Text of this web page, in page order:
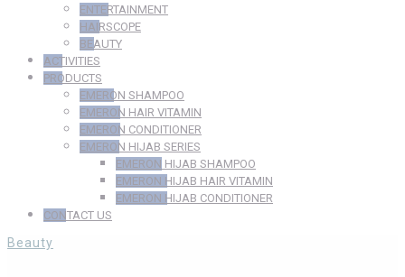
ENTERTAINMENT
HAIRSCOPE
BEAUTY
ACTIVITIES
PRODUCTS
EMERON SHAMPOO
EMERON HAIR VITAMIN
EMERON CONDITIONER
EMERON HIJAB SERIES
EMERON HIJAB SHAMPOO
EMERON HIJAB HAIR VITAMIN
EMERON HIJAB CONDITIONER
CONTACT US
Beauty